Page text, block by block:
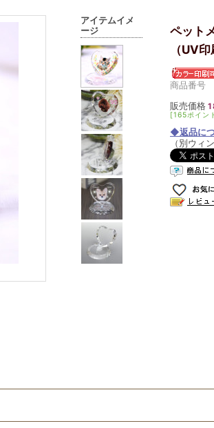
ペット
（UV印
商品番号
販売価格
[165ポイン
◆返品に
（別ウィ
アイテムイメ
ージ